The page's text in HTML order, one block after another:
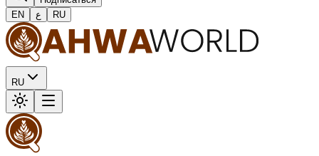
EN
ع RU
RU